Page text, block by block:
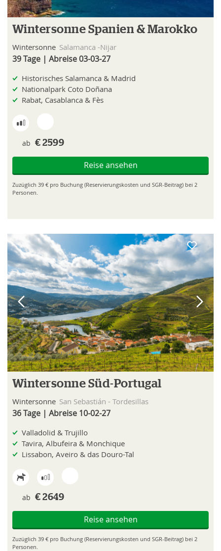
Wintersonne Spanien & Marokko
Wintersonne Salamanca -Nijar
39 Tage | Abreise 03-03-27
Historisches Salamanca & Madrid
Nationalpark Coto Doñana
Rabat, Casablanca & Fès
ab € 2599
Reise ansehen
Zuzüglich 39 € pro Buchung (Reservierungskosten und SGR-Beitrag) bei 2
Personen.
Wintersonne Süd-Portugal
Wintersonne San Sebastián - Tordesillas
36 Tage | Abreise 10-02-27
Valladolid & Trujillo
Tavira, Albufeira & Monchique
Lissabon, Aveiro & das Douro-Tal
ab € 2649
Reise ansehen
Zuzüglich 39 € pro Buchung (Reservierungskosten und SGR-Beitrag) bei 2
Personen.